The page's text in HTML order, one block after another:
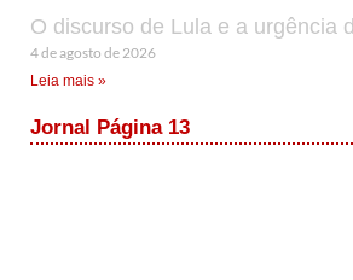
O discurso de Lula e a urgência
4 de agosto de 2026
Leia mais »
Jornal Página 13